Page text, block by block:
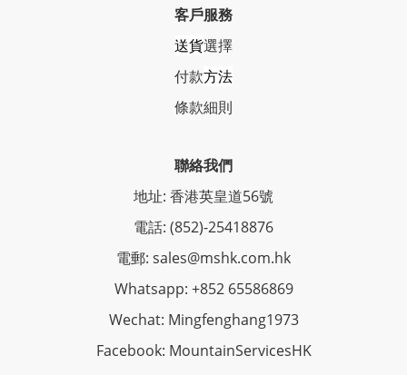
客戶服務
送貨選擇
付款方法
條款細則
聯絡我們
地址: 香港英皇道56號
電話: (852)-25418876
電郵: sales@mshk.com.hk
Whatsapp: +852 65586869
Wechat: Mingfenghang1973
Facebook: MountainServicesHK